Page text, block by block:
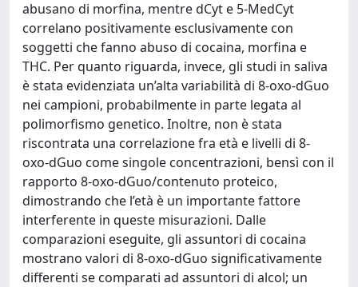
abusano di morfina, mentre dCyt e 5-MedCyt
correlano positivamente esclusivamente con
soggetti che fanno abuso di cocaina, morfina e
THC. Per quanto riguarda, invece, gli studi in saliva
è stata evidenziata un’alta variabilità di 8-oxo-dGuo
nei campioni, probabilmente in parte legata al
polimorfismo genetico. Inoltre, non è stata
riscontrata una correlazione fra età e livelli di 8-
oxo-dGuo come singole concentrazioni, bensì con il
rapporto 8-oxo-dGuo/contenuto proteico,
dimostrando che l’età è un importante fattore
interferente in queste misurazioni. Dalle
comparazioni eseguite, gli assuntori di cocaina
mostrano valori di 8-oxo-dGuo significativamente
differenti se comparati ad assuntori di alcol; un